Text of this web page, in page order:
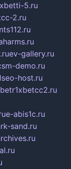
5.ru
2.ru
ev-gallery.ru
demo.ru
host.ru
e-abis1c.ru
sand.ru